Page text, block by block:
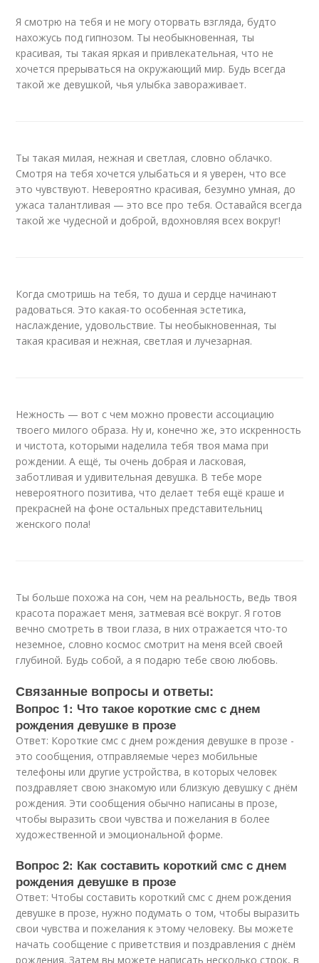
Я смотрю на тебя и не могу оторвать взгляда, будто
нахожусь под гипнозом. Ты необыкновенная, ты
красивая, ты такая яркая и привлекательная, что не
хочется прерываться на окружающий мир. Будь всегда
такой же девушкой, чья улыбка завораживает.
Ты такая милая, нежная и светлая, словно облачко.
Смотря на тебя хочется улыбаться и я уверен, что все
это чувствуют. Невероятно красивая, безумно умная, до
ужаса талантливая — это все про тебя. Оставайся всегда
такой же чудесной и доброй, вдохновляя всех вокруг!
Когда смотришь на тебя, то душа и сердце начинают
радоваться. Это какая-то особенная эстетика,
наслаждение, удовольствие. Ты необыкновенная, ты
такая красивая и нежная, светлая и лучезарная.
Нежность — вот с чем можно провести ассоциацию
твоего милого образа. Ну и, конечно же, это искренность
и чистота, которыми наделила тебя твоя мама при
рождении. А ещё, ты очень добрая и ласковая,
заботливая и удивительная девушка. В тебе море
невероятного позитива, что делает тебя ещё краше и
прекрасней на фоне остальных представительниц
женского пола!
Ты больше похожа на сон, чем на реальность, ведь твоя
красота поражает меня, затмевая всё вокруг. Я готов
вечно смотреть в твои глаза, в них отражается что-то
неземное, словно космос смотрит на меня всей своей
глубиной. Будь собой, а я подарю тебе свою любовь.
Связанные вопросы и ответы:
Вопрос 1: Что такое короткие смс с днем
рождения девушке в прозе
Ответ: Короткие смс с днем рождения девушке в прозе -
это сообщения, отправляемые через мобильные
телефоны или другие устройства, в которых человек
поздравляет свою знакомую или близкую девушку с днём
рождения. Эти сообщения обычно написаны в прозе,
чтобы выразить свои чувства и пожелания в более
художественной и эмоциональной форме.
Вопрос 2: Как составить короткий смс с днем
рождения девушке в прозе
Ответ: Чтобы составить короткий смс с днем рождения
девушке в прозе, нужно подумать о том, чтобы выразить
свои чувства и пожелания к этому человеку. Вы можете
начать сообщение с приветствия и поздравления с днём
рождения. Затем вы можете написать несколько строк, в